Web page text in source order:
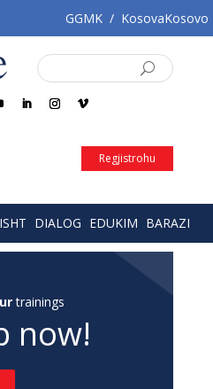
GGMK / KosovaKosovo
Regjistrohu
DIALOG EDUKIM BARAZI
trainings
now!